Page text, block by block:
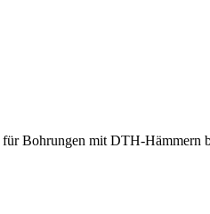
Bohrungen mit DTH-Hämmern